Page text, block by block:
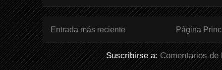
Entrada más reciente Página
Suscribirse a:Comentarios de